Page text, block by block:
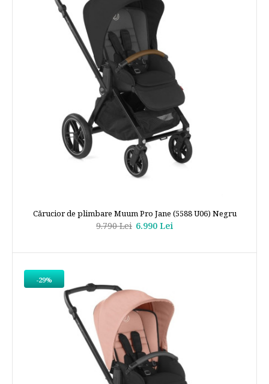
Cărucior de plimbare Muum Pro Jane (5588 U06) Negru
9.790 Lei 6.990 Lei
-29%